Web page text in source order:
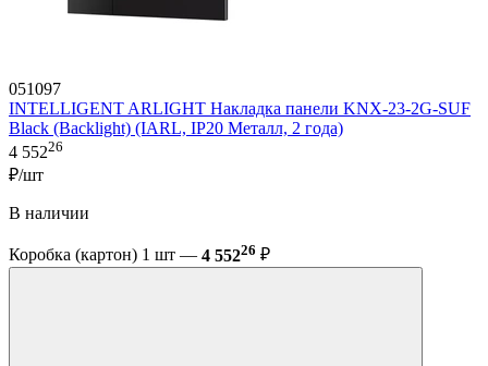
051097
INTELLIGENT ARLIGHT Накладка панели KNX-23-2G-SUF
Black (Backlight) (IARL, IP20 Металл, 2 года)
4 55226
₽/шт
В наличии
Коробка (картон) 1 шт — 4 55226 ₽